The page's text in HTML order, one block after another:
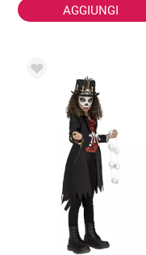
AGGIUNGI